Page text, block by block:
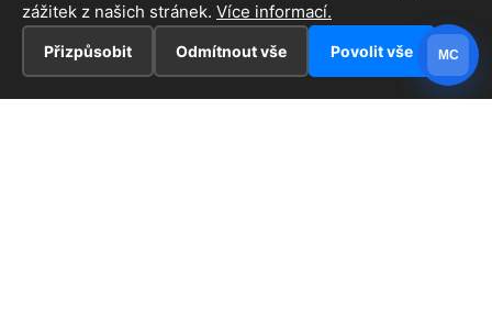
zážitek z našich stránek. Více informací.
Přizpůsobit Odmítnout vše Povolit vše MC